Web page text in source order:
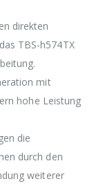
direkten
TBS-h574TX
mit
hohe Leistung
die
durch den
weiterer